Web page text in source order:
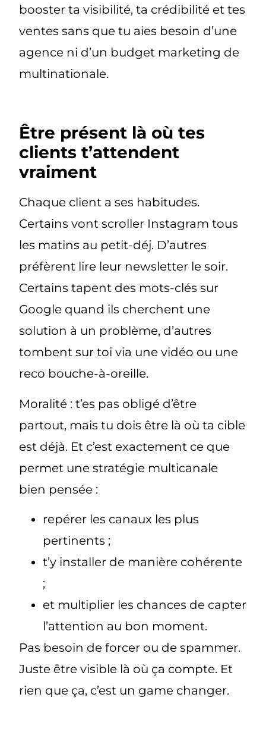
booster ta visibilité, ta crédibilité et tes
ventes sans que tu aies besoin d’une
agence ni d’un budget marketing de
multinationale.
Être présent là où tes
clients t’attendent
vraiment
Chaque client a ses habitudes.
Certains vont scroller Instagram tous
les matins au petit-déj. D’autres
préfèrent lire leur newsletter le soir.
Certains tapent des mots-clés sur
Google quand ils cherchent une
solution à un problème, d’autres
tombent sur toi via une vidéo ou une
reco bouche-à-oreille.
Moralité :t’es pas obligé d’être
partout, maistu dois être là où ta cible
est déjà. Et c’est exactement ce que
permet une stratégie multicanale
bien pensée :
repérer les canaux les plus
pertinents ;
t’y installer de manière cohérente
;
et multiplier les chances de capter
l’attention au bon moment.
Pas besoin de forcer ou de spammer.
Juste être visible là où ça compte. Et
rien que ça, c’est un game changer.